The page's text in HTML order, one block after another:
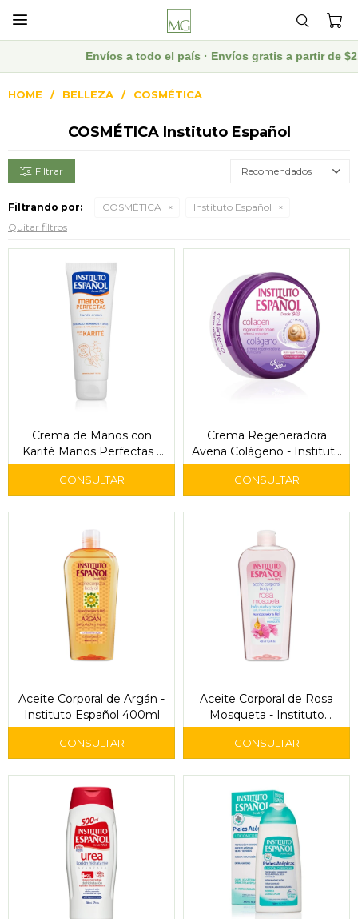

Envíos a todo el país · Envíos gratis a partir de
HOME BELLEZA COSMÉTICA
COSMÉTICA Instituto Español
Recomendados
Filtrando por: COSMÉTICA
Instituto Español
Quitar filtros
Crema de Manos con
Karité Manos Perfectas -
Instituto Español
Crema Regeneradora
Avena Colágeno - Instituto
Español
Aceite Corporal de Argán -
Instituto Español 400ml
Aceite Corporal de Rosa
Mosqueta - Instituto
Español 400ml